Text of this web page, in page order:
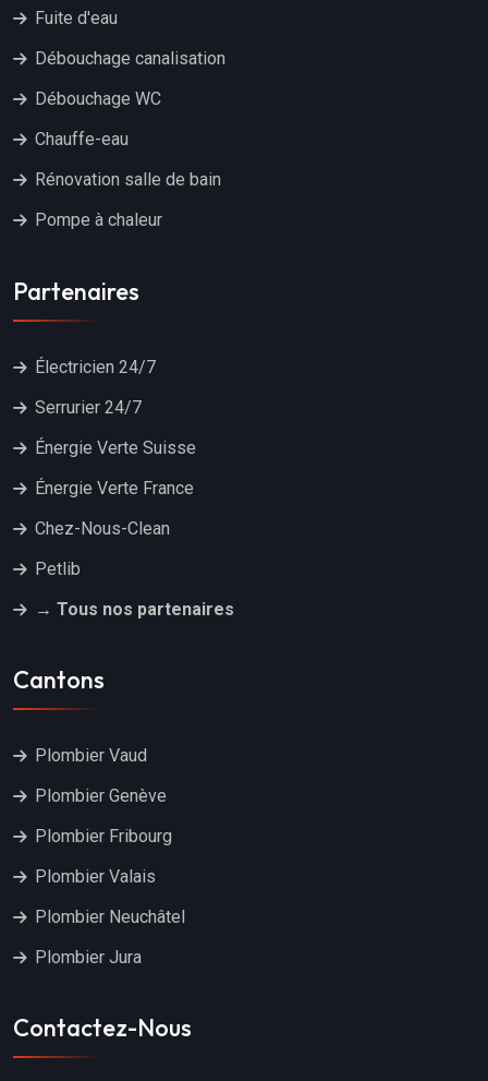
Fuite d'eau
Débouchage canalisation
Débouchage WC
Chauffe-eau
Rénovation salle de bain
Pompe à chaleur
Partenaires
Électricien 24/7
Serrurier 24/7
Énergie Verte Suisse
Énergie Verte France
Chez-Nous-Clean
Petlib
→ Tous nos partenaires
Cantons
Plombier Vaud
Plombier Genève
Plombier Fribourg
Plombier Valais
Plombier Neuchâtel
Plombier Jura
Contactez-Nous